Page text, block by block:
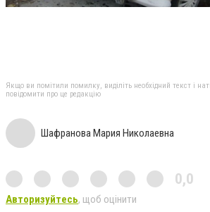
Якщо ви помітили помилку, виділіть необхідний текст і
повідомити про це редакцію
Шафранова Мария Николаевна
0,0
Авторизуйтесь, щоб оцінити